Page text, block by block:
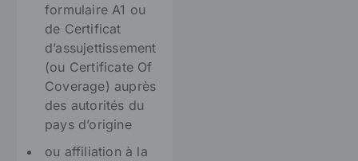
formulaire A1 ou
de Certificat
d’assujettissement
(ou Certificate Of
Coverage) auprès
des autorités du
pays d’origine
ou affiliation à la